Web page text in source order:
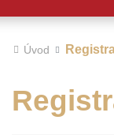
Úvod